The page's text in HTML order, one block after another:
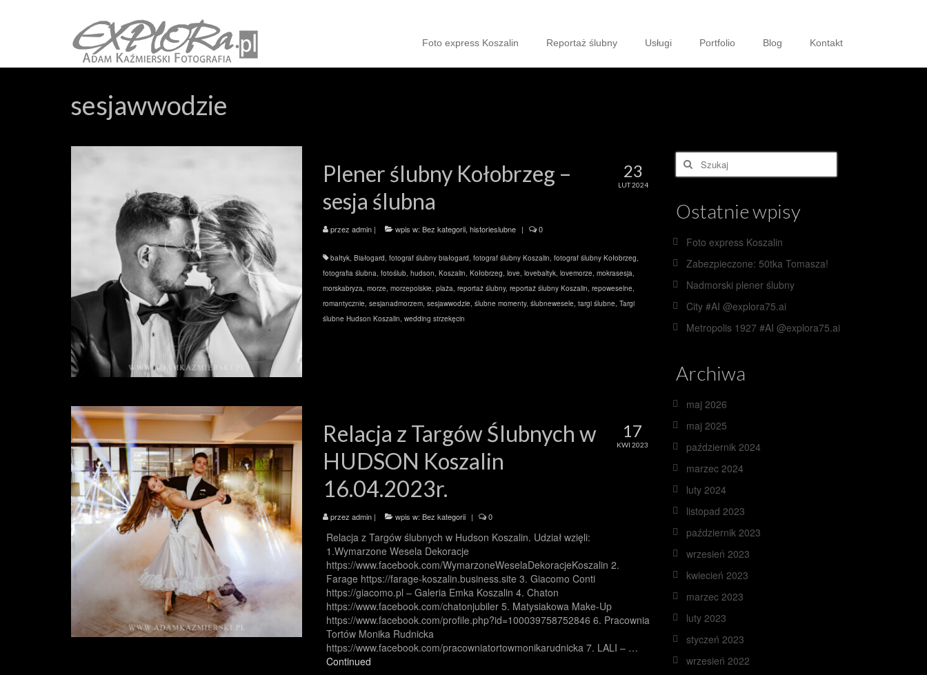
Foto express Koszalin Reportaż ślubny Usługi Portfolio Blog Kontakt
sesjawwodzie
23
LUT 2024
Plener ślubny Kołobrzeg –
sesja ślubna
przez admin| wpis w: Bez kategorii, historieslubne | 0
bałtyk, Białogard, fotograf ślubny białogard, fotograf ślubny Koszalin, fotograf ślubny Kołobrzeg,
fotografia ślubna, fotoślub, hudson, Koszalin, Kołobrzeg, love, lovebaltyk, lovemorze, mokrasesja,
morskabryza, morze, morzepolskie, plaża, reportaż ślubny, reportaż ślubny Koszalin, repoweselne,
romantycznie, sesjanadmorzem, sesjawwodzie, ślubne momenty, ślubnewesele, targi ślubne, Targi
ślubne Hudson Koszalin, wedding strzekęcin
17
KWI 2023
Relacja z Targów Ślubnych w
HUDSON Koszalin
16.04.2023r.
przez admin| wpis w: Bez kategorii | 0
Relacja z Targów ślubnych w Hudson Koszalin. Udział wzięli:
1.Wymarzone Wesela Dekoracje
https://www.facebook.com/WymarzoneWeselaDekoracjeKoszalin 2.
Farage https://farage-koszalin.business.site 3. Giacomo Conti
https://giacomo.pl – Galeria Emka Koszalin 4. Chaton
https://www.facebook.com/chatonjubiler 5. Matysiakowa Make-Up
https://www.facebook.com/profile.php?id=100039758752846 6. Pracownia
Tortów Monika Rudnicka
https://www.facebook.com/pracowniatortowmonikarudnicka 7. LALI – …
Continued
Szuklaj
w:
Ostatnie wpisy
Foto express Koszalin
Zabezpieczone: 50tka Tomasza!
Nadmorski plener ślubny
City #AI @explora75.ai
Metropolis 1927 #AI @explora75.ai
Archiwa
maj 2026
maj 2025
październik 2024
marzec 2024
luty 2024
listopad 2023
październik 2023
wrzesień 2023
kwiecień 2023
marzec 2023
luty 2023
styczeń 2023
wrzesień 2022